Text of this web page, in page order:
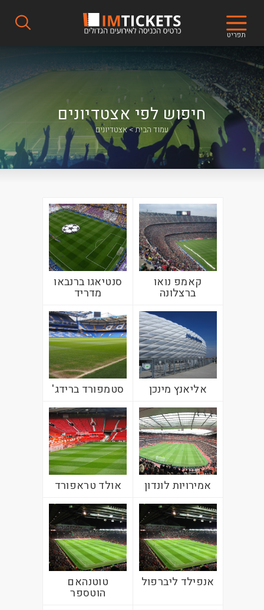
תפריט
חיפוש לפי אצטדיונים
אצטדיונים עמוד הבית
קאמפ נואו
ברצלונה
סנטיאגו ברנבאו
מדריד
אליאנץ מינכן סטמפורד ברידג'
אמירויות לונדון אולד טראפורד
אנפילד ליברפול טוטנהאם
הוטספר